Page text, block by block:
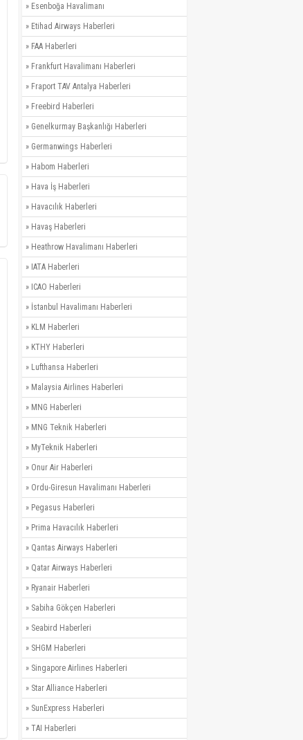
» Esenboğa Havalimanı
» Etihad Airways Haberleri
» FAA Haberleri
» Frankfurt Havalimanı Haberleri
» Fraport TAV Antalya Haberleri
» Freebird Haberleri
» Genelkurmay Başkanlığı Haberleri
» Germanwings Haberleri
» Habom Haberleri
» Hava İş Haberleri
» Havacılık Haberleri
» Havaş Haberleri
» Heathrow Havalimanı Haberleri
» IATA Haberleri
» ICAO Haberleri
» İstanbul Havalimanı Haberleri
» KLM Haberleri
» KTHY Haberleri
» Lufthansa Haberleri
» Malaysia Airlines Haberleri
» MNG Haberleri
» MNG Teknik Haberleri
» MyTeknik Haberleri
» Onur Air Haberleri
» Ordu-Giresun Havalimanı Haberleri
» Pegasus Haberleri
» Prima Havacılık Haberleri
» Qantas Airways Haberleri
» Qatar Airways Haberleri
» Ryanair Haberleri
» Sabiha Gökçen Haberleri
» Seabird Haberleri
» SHGM Haberleri
» Singapore Airlines Haberleri
» Star Alliance Haberleri
» SunExpress Haberleri
» TAI Haberleri